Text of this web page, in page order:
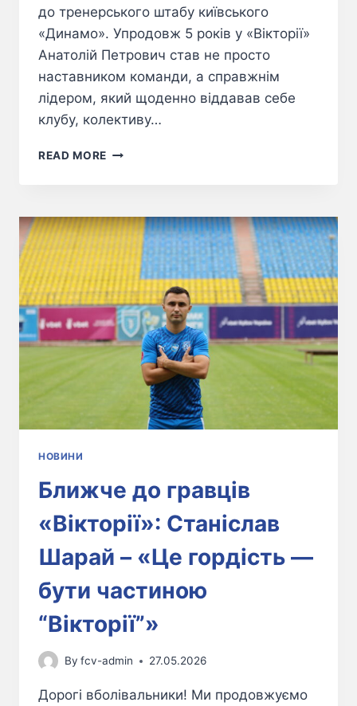
до тренерського штабу київського
«Динамо». Упродовж 5 років у «Вікторії»
Анатолій Петрович став не просто
наставником команди, а справжнім
лідером, який щоденно віддавав себе
клубу, колективу…
READ MORE
НОВИНИ
Ближче до гравців
«Вікторії»: Станіслав
Шарай – «Це гордість —
бути частиною
“Вікторії”»
By fcv-admin 27.05.2026
Дорогі вболівальники! Ми продовжуємо